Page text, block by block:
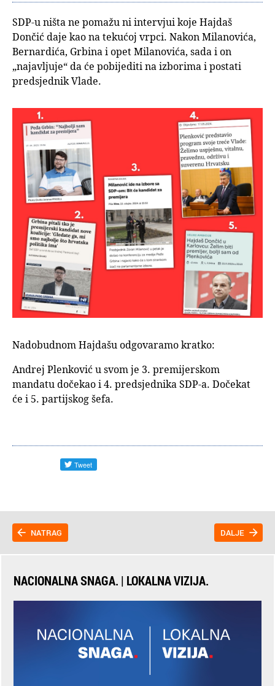
SDP-u ništa ne pomažu ni intervjui koje Hajdaš
Dončić daje kao na tekućoj vrpci. Nakon Milanovića,
Bernardića, Grbina i opet Milanovića, sada i on
„najavljuje“ da će pobijediti na izborima i postati
predsjednik Vlade.
Nadobudnom Hajdašu odgovaramo kratko:
Andrej Plenković u svom je 3. premijerskom
mandatu dočekao i 4. predsjednika SDP-a. Dočekat
će i 5. partijskog šefa.
NATRAG DALJE
NACIONALNA SNAGA. | LOKALNA VIZIJA.